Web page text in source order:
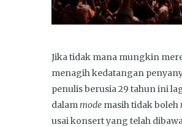
Jika tidak mana mungkin
menagih kedatangan
penulis berusia 29 tahun ini
dalammode masih tidak boleh
usai konsert yang telah